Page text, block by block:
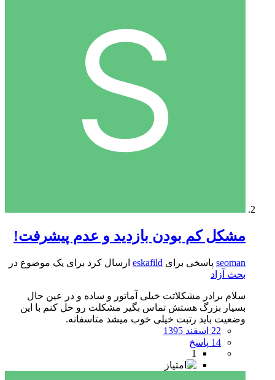
مشکل کم بودن بازدید و عدم پیشرفت!
seoman پاسخی برای eskafild ارسال کرد برای یک موضوع در
بحث آزاد
سلام برادر مشکلاتت خیلی آماتور و ساده و در عین حال
بسیار بزرگ هستش تماس بگیر مشکلت رو حل کنم با این
وضعیت باید رتبت خیلی خوب میشد متاسفانه.
22 اسفند 1395
14 پاسخ
1